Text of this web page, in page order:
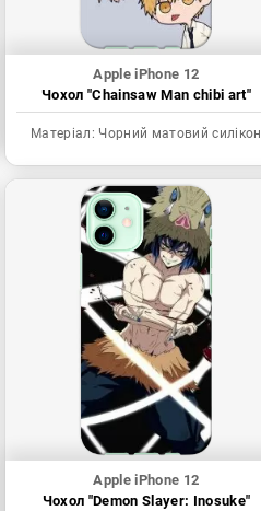
Apple iPhone 12
Чохол "Chainsaw Man chibi art"
Матеріал: Чорний матовий силікон
Apple iPhone 12
Чохол "Demon Slayer: Inosuke"